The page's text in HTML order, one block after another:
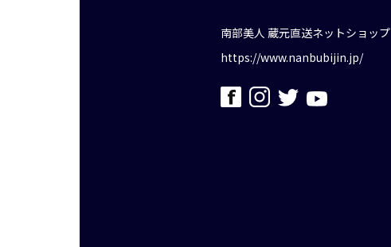
南部美人 蔵元直送ネットショップ
https://www.nanbubijin.jp/